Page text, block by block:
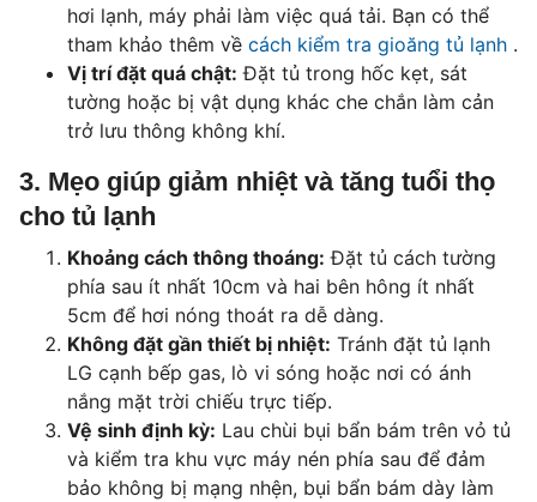
hơi lạnh, máy phải làm việc quá tải. Bạn có thể
tham khảo thêm về cách kiểm tra gioăng tủ lạnh .
Vị trí đặt quá chật: Đặt tủ trong hốc kẹt, sát
tường hoặc bị vật dụng khác che chắn làm cản
trở lưu thông không khí.
3. Mẹo giúp giảm nhiệt và tăng tuổi thọ
cho tủ lạnh
Khoảng cách thông thoáng: Đặt tủ cách tường
phía sau ít nhất 10cm và hai bên hông ít nhất
5cm để hơi nóng thoát ra dễ dàng.
Không đặt gần thiết bị nhiệt: Tránh đặt tủ lạnh
LG cạnh bếp gas, lò vi sóng hoặc nơi có ánh
nắng mặt trời chiếu trực tiếp.
Vệ sinh định kỳ: Lau chùi bụi bẩn bám trên vỏ tủ
và kiểm tra khu vực máy nén phía sau để đảm
bảo không bị mạng nhện, bụi bẩn bám dày làm